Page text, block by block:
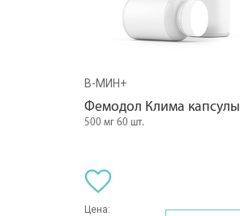
В-МИН+
Фемодол Клима капсулы
500 мг 60 шт.
Цена: